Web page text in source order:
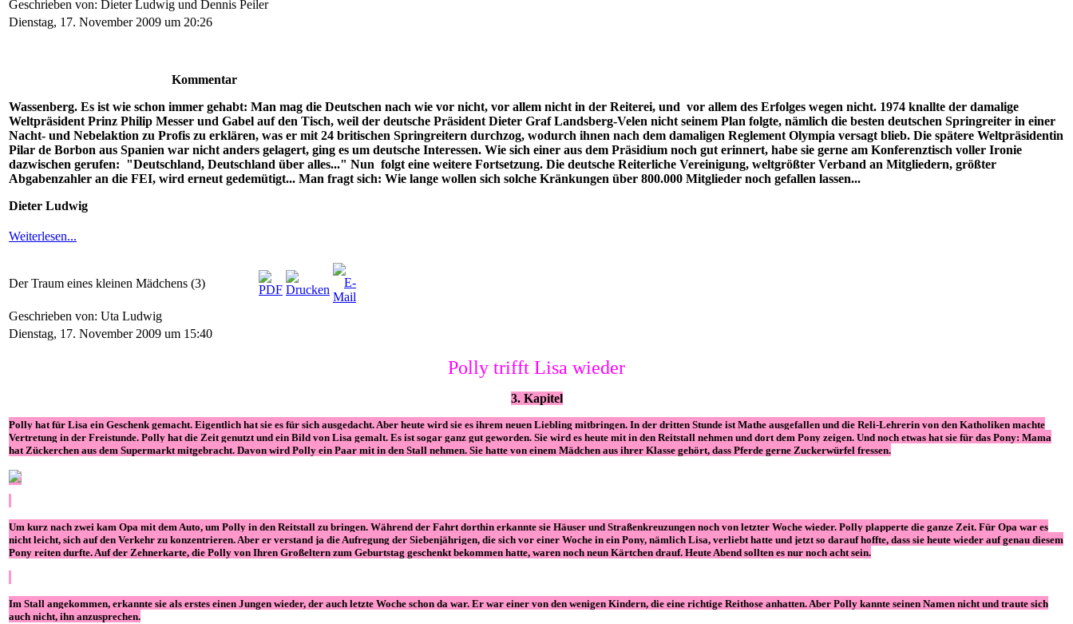
Geschrieben von: Dieter Ludwig und Dennis Peiler
Dienstag, 17. November 2009 um 20:26
Kommentar
Wassenberg. Es ist wie schon immer gehabt: Man mag die Deutschen nach wie vor nicht, vor allem nicht in der Reiterei, und vor allem des Erfolges wegen nicht. 1974 knallte der damalige
Weltpräsident Prinz Philip Messer und Gabel auf den Tisch, weil der deutsche Präsident Dieter Graf Landsberg-Velen nicht seinem Plan folgte, nämlich die besten deutschen Springreiter in einer
Nacht- und Nebelaktion zu Profis zu erklären, was er mit 24 britischen Springreitern durchzog, wodurch ihnen nach dem damaligen Reglement Olympia versagt blieb. Die spätere Weltpräsidentin
Pilar de Borbon aus Spanien war nicht anders gelagert, ging es um deutsche Interessen. Wie sich einer aus dem Präsidium noch gut erinnert, habe sie gerne am Konferenztisch voller Ironie
dazwischen gerufen: "Deutschland, Deutschland über alles..." Nun folgt eine weitere Fortsetzung. Die deutsche Reiterliche Vereinigung, weltgrößter Verband an Mitgliedern, größter
Abgabenzahler an die FEI, wird erneut gedemütigt... Man fragt sich: Wie lange wollen sich solche Kränkungen über 800.000 Mitglieder noch gefallen lassen...
Dieter Ludwig
Weiterlesen...
Der Traum eines kleinen Mädchens (3)
Geschrieben von: Uta Ludwig
Dienstag, 17. November 2009 um 15:40
Polly trifft Lisa wieder
3. Kapitel
Polly hat für Lisa ein Geschenk gemacht. Eigentlich hat sie es für sich ausgedacht. Aber heute wird sie es ihrem neuen Liebling mitbringen. In der dritten Stunde ist Mathe ausgefallen und die Reli-Lehrerin von den Katholiken machte
Vertretung in der Freistunde. Polly hat die Zeit genutzt und ein Bild von Lisa gemalt. Es ist sogar ganz gut geworden. Sie wird es heute mit in den Reitstall nehmen und dort dem Pony zeigen. Und noch etwas hat sie für das Pony: Mama
hat Zückerchen aus dem Supermarkt mitgebracht. Davon wird Polly ein Paar mit in den Stall nehmen. Sie hatte von einem Mädchen aus ihrer Klasse gehört, dass Pferde gerne Zuckerwürfel fressen.
Um kurz nach zwei kam Opa mit dem Auto, um Polly in den Reitstall zu bringen. Während der Fahrt dorthin erkannte sie Häuser und Straßenkreuzungen noch von letzter Woche wieder. Polly plapperte die ganze Zeit. Für Opa war es
nicht leicht, sich auf den Verkehr zu konzentrieren. Aber er verstand ja die Aufregung der Siebenjährigen, die sich vor einer Woche in ein Pony, nämlich Lisa, verliebt hatte und jetzt so darauf hoffte, dass sie heute wieder auf genau diesem
Pony reiten durfte. Auf der Zehnerkarte, die Polly von Ihren Großeltern zum Geburtstag geschenkt bekommen hatte, waren noch neun Kärtchen drauf. Heute Abend sollten es nur noch acht sein.
Im Stall angekommen, erkannte sie als erstes einen Jungen wieder, der auch letzte Woche schon da war. Er war einer von den wenigen Kindern, die eine richtige Reithose anhatten. Aber Polly kannte seinen Namen nicht und traute sich
auch nicht, ihn anzusprechen.